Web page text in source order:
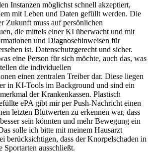
Instanzen möglichst schnell akzeptiert,
mit Leben und Daten gefüllt werden. Die
Zukunft muss auf persönlichen
die mittels einer KI überwacht und mit
und Diagnosehinweisen für
ist. Datenschutzgerecht und sicher.
eine Person für sich möchte, auch das, was
die individuellen
einen zentralen Treiber dar. Diese liegen
in KI-Tools im Background und sind ein
der Krankenkassen. Plastisch
ePA gibt mir per Push-Nachricht einen
letzten Blutwerten zu erkennen war, dass
sein könnten und mehr Bewegung ein
solle ich bitte mit meinem Hausarzt
berücksichtigen, dass der Knorpelschaden in
Sportarten ausschließt.